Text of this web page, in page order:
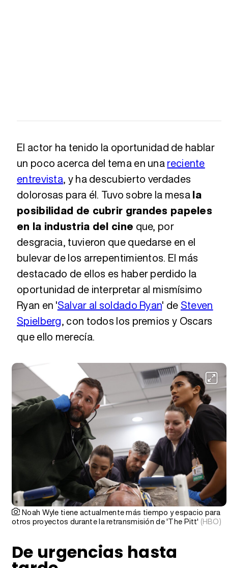
El actor ha tenido la oportunidad de hablar
un poco acerca del tema en unareciente
entrevista, y ha descubierto verdades
dolorosas para él. Tuvo sobre la mesala
posibilidad de cubrir grandes papeles
en la industria del cine que, por
desgracia, tuvieron que quedarse en el
bulevar de los arrepentimientos. El más
destacado de ellos es haber perdido la
oportunidad de interpretar al mismísimo
Ryan en 'Salvar al soldado Ryan' de Steven
Spielberg, con todos los premios y Oscars
que ello merecía.
Noah Wyle tiene actualmente más tiempo y espacio para
otros proyectos durante la retransmisión de 'The Pitt' (HBO)
De urgencias hasta